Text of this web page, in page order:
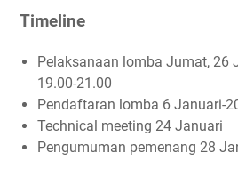
Timeline
Pelaksanaan lomba Jumat, 26
19.00-21.00
Pendaftaran lomba 6 Januari-
Technical meeting 24 Januari
Pengumuman pemenang 28